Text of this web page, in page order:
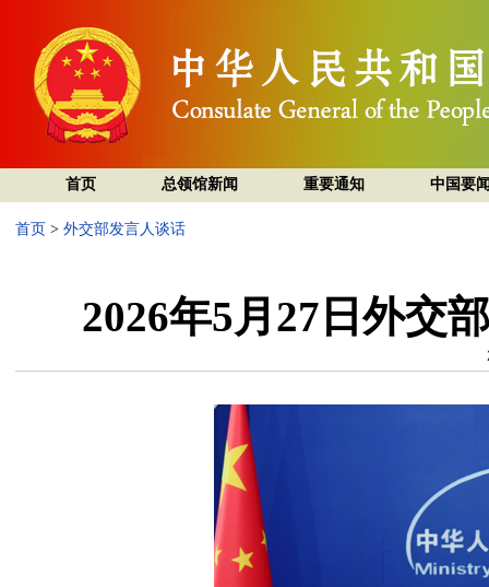
首页 总领馆新闻 重要通知 中国要
首页 > 外交部发言人谈话
2026年5月27日外交